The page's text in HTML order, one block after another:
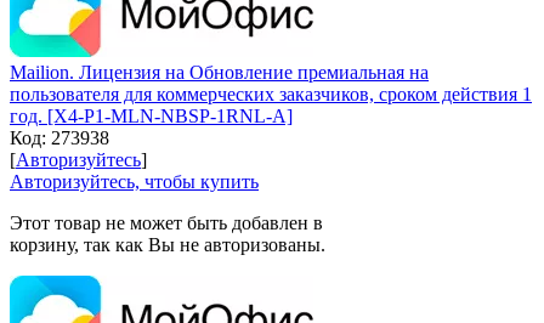
Mailion. Лицензия на Обновление премиальная на
пользователя для коммерческих заказчиков, сроком действия 1
год. [X4-P1-MLN-NBSP-1RNL-A]
Код: 273938
[Авторизуйтесь]
Авторизуйтесь, чтобы купить
Этот товар не может быть добавлен в
корзину, так как Вы не авторизованы.